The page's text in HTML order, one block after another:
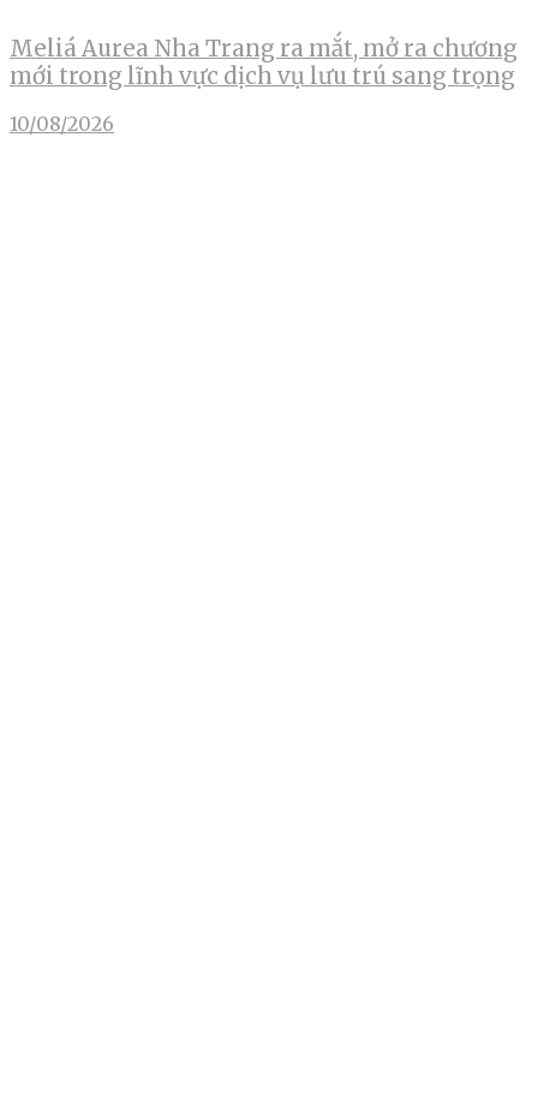
Meliá Aurea Nha Trang ra mắt, mở ra chương
mới trong lĩnh vực dịch vụ lưu trú sang trọng
10/08/2026